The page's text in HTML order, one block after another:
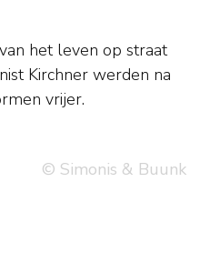
vrijer.
© Simonis & Buunk